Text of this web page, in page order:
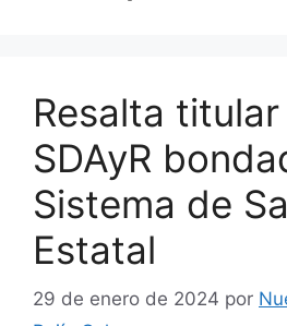
Resalta
SDAyR
Sistema de
Estatal
29 de enero de 2024 por